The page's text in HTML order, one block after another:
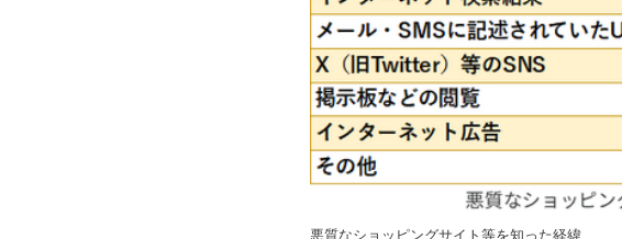
悪質なショッピングサイト等を知った経緯